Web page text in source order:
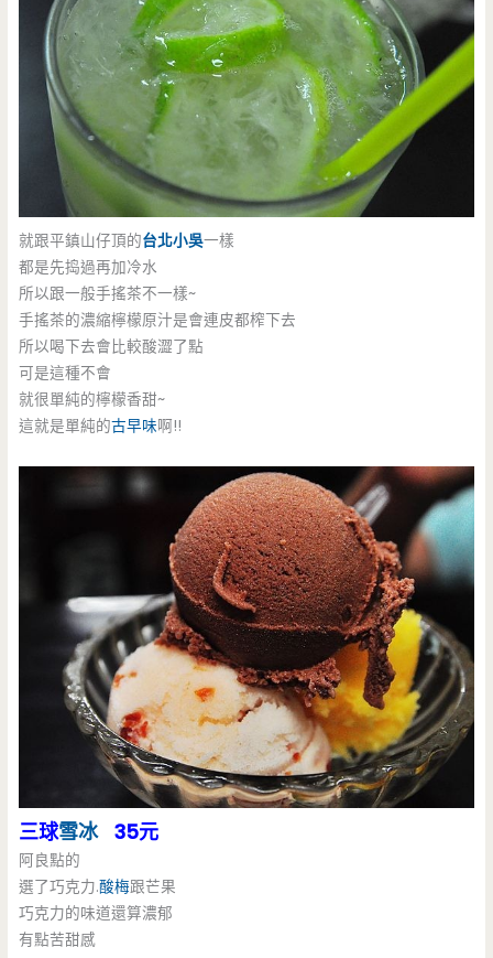
就跟平鎮山仔頂的台北小吳一樣
都是先捣過再加冷水
所以跟一般手搖茶不一樣~
手搖茶的濃縮檸檬原汁是會連皮都榨下去
所以喝下去會比較酸澀了點
可是這種不會
就很單純的檸檬香甜~
這就是單純的古早味啊!!
三球雪冰35元
阿良點的
選了巧克力.酸梅跟芒果
巧克力的味道還算濃郁
有點苦甜感